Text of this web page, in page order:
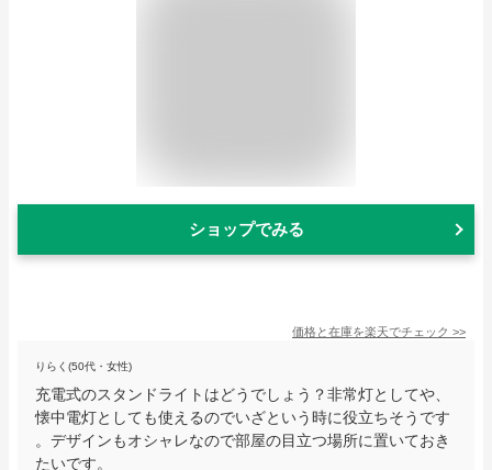
ショップでみる
価格と在庫を楽天でチェック >>
りらく(50代・女性)
充電式のスタンドライトはどうでしょう？非常灯としてや、
懐中電灯としても使えるのでいざという時に役立ちそうです
。デザインもオシャレなので部屋の目立つ場所に置いておき
たいです。